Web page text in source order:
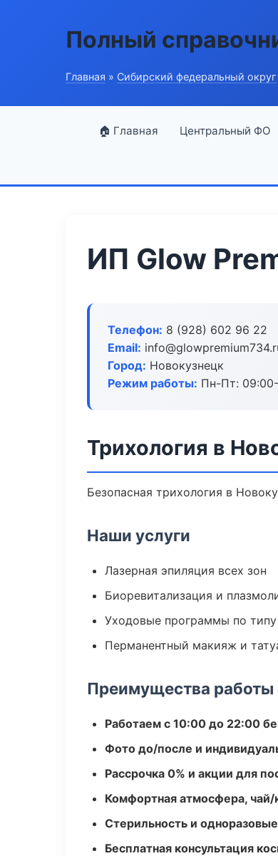
Полный
Главная » Сибирский федеральный округ
🏠 Главная Центральный ФО
ИП Glow
Телефон: 8 (928) 602 96 22
Email:
Город: Новокузнецк
Режим работы: Пн-Пт:
Трихология в
Безопасная трихология в
Наши услуги
Лазерная эпиляция всех зон
Биоревитализация и
Уходовые программы по
Перманентный макияж и
Преимущества работы
Работаем с 10:00 до 22:00
Фото до/после и
Рассрочка 0% и акции для
Комфортная атмосфера,
Стерильность и
Бесплатная консультация